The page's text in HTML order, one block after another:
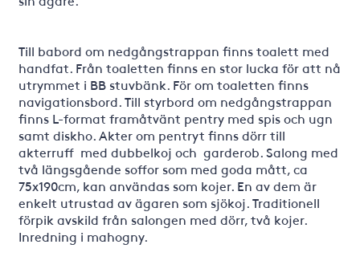
Till babord om nedgångstrappan finns toalett med
handfat. Från toaletten finns en stor lucka för att nå
utrymmet i BB stuvbänk. För om toaletten finns
navigationsbord. Till styrbord om nedgångstrappan
finns L-format framåtvänt pentry med spis och ugn
samt diskho. Akter om pentryt finns dörr till
akterruff med dubbelkoj och garderob. Salong med
två längsgående soffor som med goda mått, ca
75x190cm, kan användas som kojer. En av dem är
enkelt utrustad av ägaren som sjökoj. Traditionell
förpik avskild från salongen med dörr, två kojer.
Inredning i mahogny.